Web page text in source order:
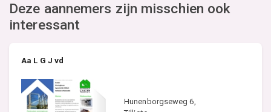
Deze aannemers zijn misschien ook
interessant
Aa L G J vd
Hunenborgseweg 6,